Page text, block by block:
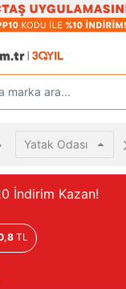
marka ara...
Yatak Odası
İndirim Kazan!
TL